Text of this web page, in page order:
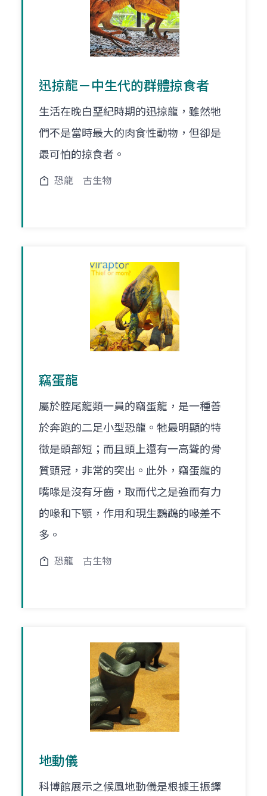
迅掠龍－中生代的群體掠食者
生活在晚白堊紀時期的迅掠龍，雖然牠
們不是當時最大的肉食性動物，但卻是
最可怕的掠食者。
恐龍 古生物
竊蛋龍
屬於腔尾龍類一員的竊蛋龍，是一種善
於奔跑的二足小型恐龍。牠最明顯的特
徵是頭部短；而且頭上還有一高聳的骨
質頭冠，非常的突出。此外，竊蛋龍的
嘴喙是沒有牙齒，取而代之是強而有力
的喙和下顎，作用和現生鸚鵡的喙差不
多。
恐龍 古生物
地動儀
科博館展示之候風地動儀是根據王振鐸